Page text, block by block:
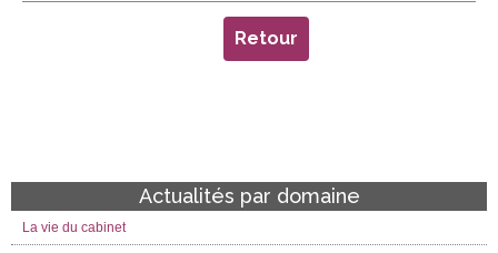
Retour
Actualités par domaine
La vie du cabinet